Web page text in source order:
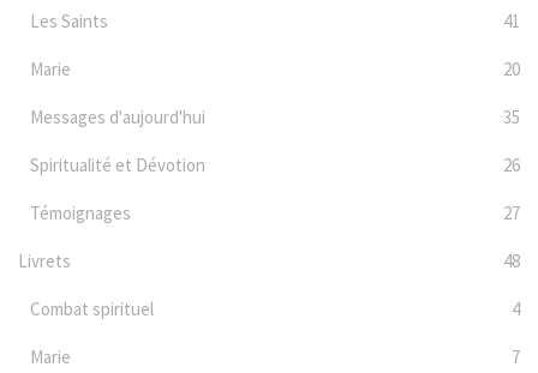
Les Saints 41
Marie 20
Messages d'aujourd'hui 35
Spiritualité et Dévotion 26
Témoignages 27
Livrets 48
Combat spirituel 4
Marie 7